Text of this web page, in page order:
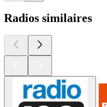
Radios similaires